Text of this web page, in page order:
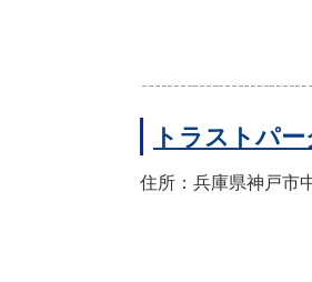
トラストパ
住所：兵庫県神戸市